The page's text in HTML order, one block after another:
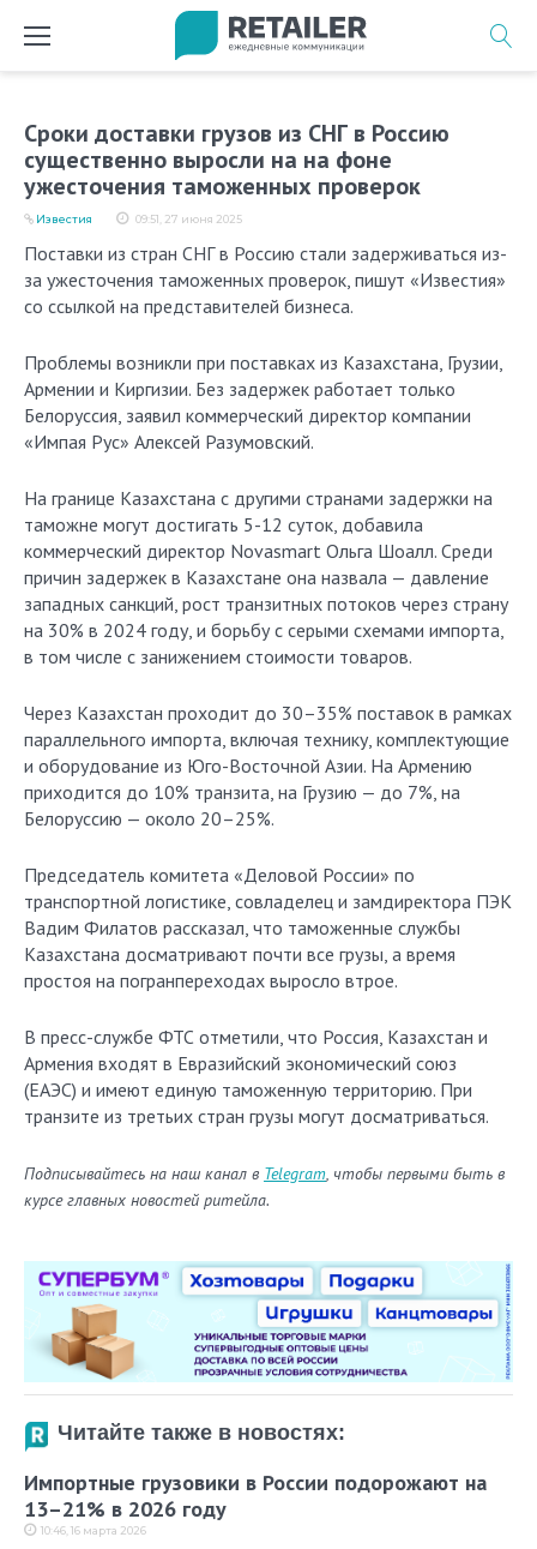
Сроки доставки грузов из СНГ в Россию
существенно выросли на на фоне
ужесточения таможенных проверок
09:51, 27 июня 2025
Известия
Поставки из стран СНГ в Россию стали задерживаться из-
за ужесточения таможенных проверок, пишут «Известия»
со ссылкой на представителей бизнеса.
Проблемы возникли при поставках из Казахстана, Грузии,
Армении и Киргизии. Без задержек работает только
Белоруссия, заявил коммерческий директор компании
«Импая Рус» Алексей Разумовский.
На границе Казахстана с другими странами задержки на
таможне могут достигать 5-12 суток, добавила
коммерческий директор Novasmart Ольга Шоалл. Среди
причин задержек в Казахстане она назвала — давление
западных санкций, рост транзитных потоков через страну
на 30% в 2024 году, и борьбу с серыми схемами импорта,
в том числе с занижением стоимости товаров.
Через Казахстан проходит до 30–35% поставок в рамках
параллельного импорта, включая технику, комплектующие
и оборудование из Юго-Восточной Азии. На Армению
приходится до 10% транзита, на Грузию — до 7%, на
Белоруссию — около 20–25%.
Председатель комитета «Деловой России» по
транспортной логистике, совладелец и замдиректора ПЭК
Вадим Филатов рассказал, что таможенные службы
Казахстана досматривают почти все грузы, а время
простоя на погранпереходах выросло втрое.
В пресс-службе ФТС отметили, что Россия, Казахстан и
Армения входят в Евразийский экономический союз
(ЕАЭС) и имеют единую таможенную территорию. При
транзите из третьих стран грузы могут досматриваться.
Подписывайтесь на наш канал в Telegram, чтобы первыми быть в
курсе главных новостей ритейла.
Читайте также в новостях:
Импортные грузовики в России подорожают на
13–21% в 2026 году
10:46, 16 марта 2026